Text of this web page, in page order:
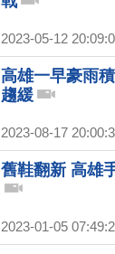
2023-05-12
高雄一早豪雨
趨緩
2023-08-17
舊鞋翻新 高雄
2023-01-05